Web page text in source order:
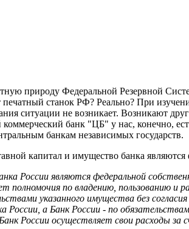
природу Федеральной Резервной
станок РФ? Реально? При
ситуации не возникает. Возникают
банк "ЦБ" у нас, конечно,
банкам независимых государств.
капитал и имущество банка являются
России являются федеральной
по владению, пользованию и
указанного имущества без
а Банк России - по
России осуществляет свои расходы за